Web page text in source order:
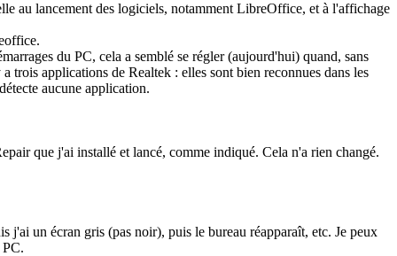
au lancement des logiciels, notamment LibreOffice, et à l'affichage
du PC, cela a semblé se régler (aujourd'hui) quand, sans
trois applications de Realtek : elles sont bien reconnues dans les
aucune application.
que j'ai installé et lancé, comme indiqué. Cela n'a rien changé.
j'ai un écran gris (pas noir), puis le bureau réapparaît, etc. Je peux